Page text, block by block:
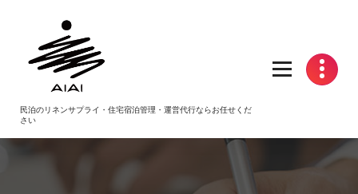
民泊のリネンサプライ・住宅宿泊管理・運営代行ならお任せくだ
さい